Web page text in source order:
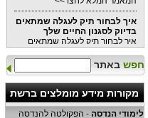
איך לבחור תיק לעגלה שמתאים
בדיוק לסגנון החיים שלך
איך לבחור תיק לעגלה שמתאים
בדיוק לסגנון החיים שלכם כל
המידע במאמר הקרוב לקריאה
לחצו >>
למה שקיות אריזה יכולות
לשמש
למה שקיות אריזה יכולות לשמש כל
המידע במאמר הקרוב לקריאת
חפש באתר
מקורות מידע מומלצים ברשת
לימודי הנדסה - הפקולטה להנדסה